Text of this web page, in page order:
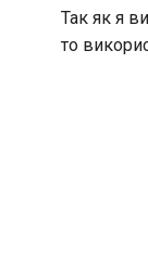
Так як я
то